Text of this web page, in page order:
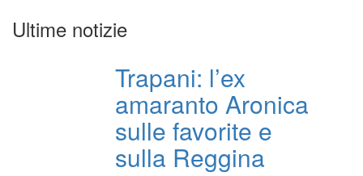
Ultime notizie
Trapani: l’ex
amaranto Aronica
sulle favorite e
sulla Reggina